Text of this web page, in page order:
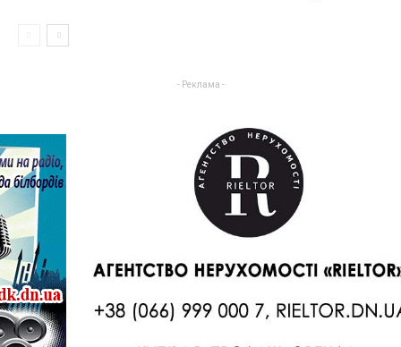
- Реклама -